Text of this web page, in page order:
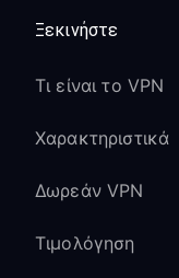
Ο
Ξεκινήστε
Τι είναι το VPN
Χαρακτηριστικά
Δωρεάν VPN
Τιμολόγηση